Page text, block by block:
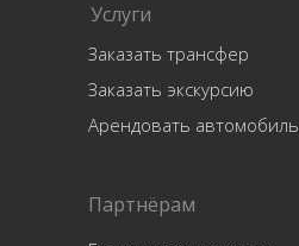
Услуги
Заказать трансфер
Заказать экскурсию
Арендовать автомобиль
Партнёрам